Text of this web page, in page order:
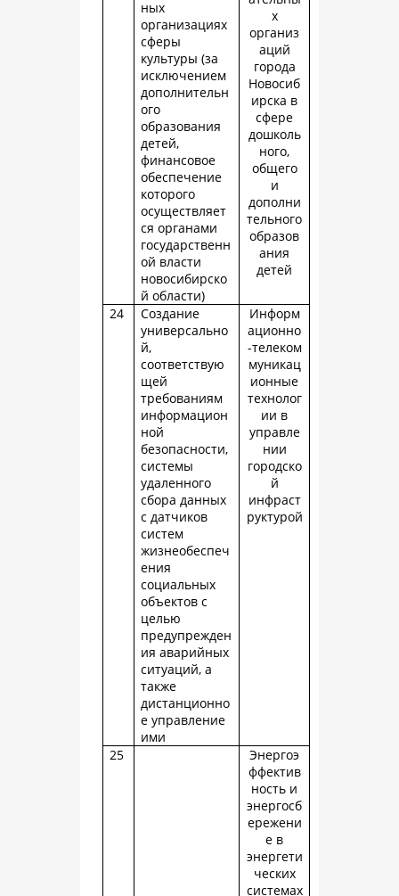
ных
организациях
сферы
культуры (за
исключением
дополнительн
ого
образования
детей,
финансовое
обеспечение
которого
осуществляет
ся органами
государственн
ой власти
новосибирско
й области)
х
организ
аций
города
Новосиб
ирска в
сфере
дошколь
ного,
общего
и
дополни
тельного
образов
ания
детей
24
Создание
универсально
й,
соответствую
щей
требованиям
информацион
ной
безопасности,
системы
удаленного
сбора данных
с датчиков
систем
жизнеобеспеч
ения
социальных
объектов с
целью
предупрежден
ия аварийных
ситуаций, а
также
дистанционно
е управление
ими
Информ
ационно
-телеком
муникац
ионные
технолог
ии в
управле
нии
городско
й
инфраст
руктурой
25
Энергоэ
ффектив
ность и
энергосб
ережени
е в
энергети
ческих
системах